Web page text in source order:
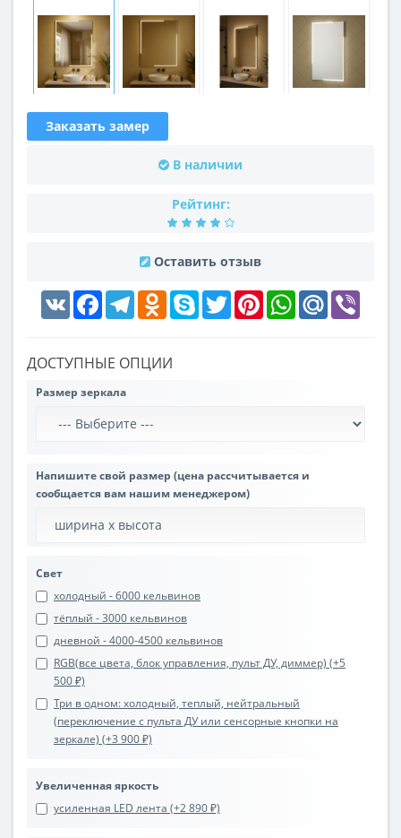
Заказать замер
В наличии
Рейтинг:
Оставить отзыв
VK FacebookTelegramOdnoklassniki
Skype Twitter PinterestWhatsAppMail.Ru
ДОСТУПНЫЕ ОПЦИИ
Размер зеркала
Напишите свой размер (цена рассчитывается и
сообщается вам нашим менеджером)
Свет
холодный - 6000 кельвинов
тёплый - 3000 кельвинов
дневной - 4000-4500 кельвинов
RGB(все цвета, блок управления, пульт ДУ, диммер) (+5
500 ₽)
Три в одном: холодный, теплый, нейтральный
(переключение с пульта ДУ или сенсорные кнопки на
зеркале) (+3 900 ₽)
Увеличенная яркость
усиленная LED лента (+2 890 ₽)